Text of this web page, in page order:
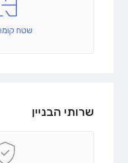
שטח קומה:
שרותי הבניין